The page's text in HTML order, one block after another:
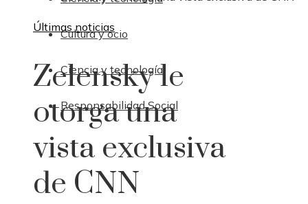
Cultura y ocio
Ciencia y tecnología
Responsabilidad Social
Últimas noticias
Zelensky le
otorga una
vista exclusiva
de CNN